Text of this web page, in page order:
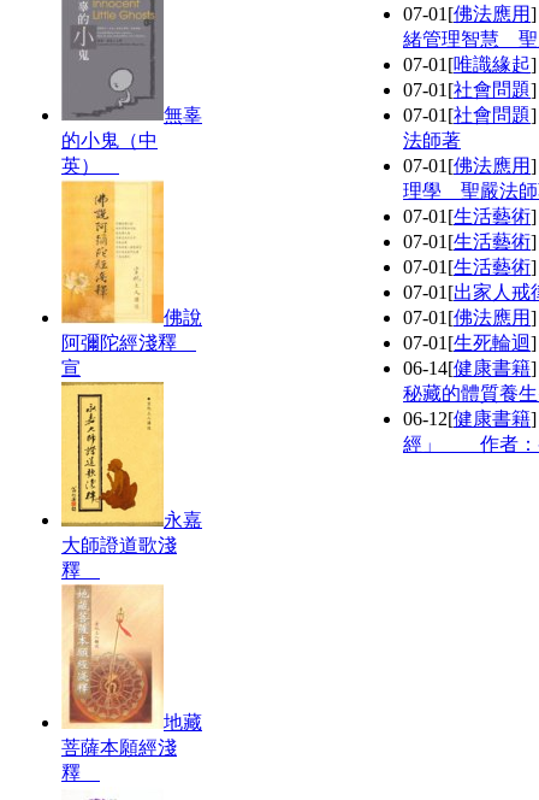
無辜
的小鬼（中
英）
佛說
阿彌陀經淺釋
宣
永嘉
大師證道歌淺
釋
地藏
菩薩本願經淺
釋
07-01 [佛法應用
緒管理智慧
07-01 [唯識緣起
07-01 [社會問題
07-01 [社會問題
法師著
07-01 [佛法應用
理學 聖嚴法
07-01 [生活藝術
07-01 [生活藝術
07-01 [生活藝術
07-01 [出家人戒
07-01 [佛法應用
07-01 [生死輪迴
06-14[健康書籍
秘藏的體質養
06-12[健康書籍
經」 作者：